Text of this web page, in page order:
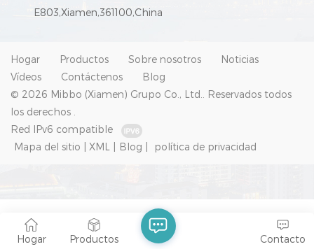
E803,Xiamen,361100,China
Hogar Productos Sobre nosotros
Noticias
Vídeos
Contáctenos
Blog
© 2026 Mibbo (Xiamen) Grupo Co., Ltd.. Reservados todos
los derechos .
Red IPv6 compatible
Mapa del sitio
XML Blog política de privacidad
Hogar Productos Contacto